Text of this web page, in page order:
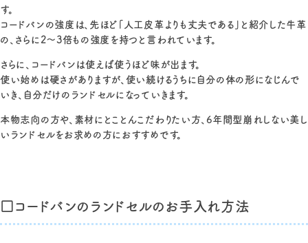
す。
コードバンの強度は、先ほど「人工皮革よりも丈夫である」と紹介した牛革
の、さらに2～3倍もの強度を持つと言われています。
さらに、コードバンは使えば使うほど味が出ます。
使い始めは硬さがありますが、使い続けるうちに自分の体の形になじんで
いき、自分だけのランドセルになっていきます。
本物志向の方や、素材にとことんこだわりたい方、6年間型崩れしない美し
いランドセルをお求めの方におすすめです。
□コードバンのランドセルのお手入れ方法